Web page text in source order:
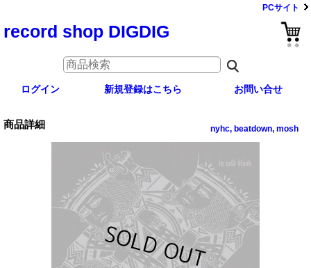
PCサイト
record shop DIGDIG
ログイン 新規登録はこちら お問い合せ
商品詳細 nyhc, beatdown, mosh